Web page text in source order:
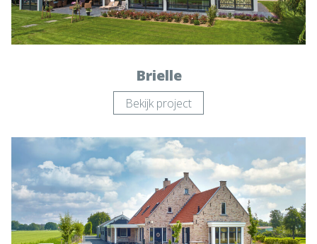
Brielle
Bekijk project